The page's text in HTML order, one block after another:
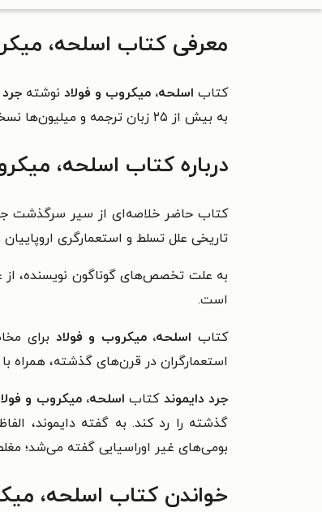
معرفی کتاب اسلحه،
کتاب اسلحه، میکروب و فولاد نوشته جرد
به بیش از ۲۵ زبان ترجمه و میلیون‌ها نسخه از آن فروخته شده است.
درباره کتاب اسلحه،
کتاب حاضر خلاصه‌ای از سیر سرگذشت
تاریخی علل تسلط و استعمارگری
به علت تخصص‌های گوناگون نویسنده، از
است.
کتاباسلحه، میکروب و فولاد برای
استعمارگران در قرن‌های گذشته، همراه
جرد دایموندکتاب اسلحه، میکروب و
گذشته را رد کند. به گفته دایموند،
بومی‌های غیر اوراسیایی گفته می‌شد؛
خواندن کتاب اسلحه،